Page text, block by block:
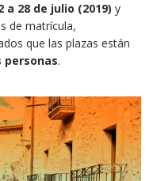
a 28 de julio (2019) y
de matrícula,
que las plazas están
personas.